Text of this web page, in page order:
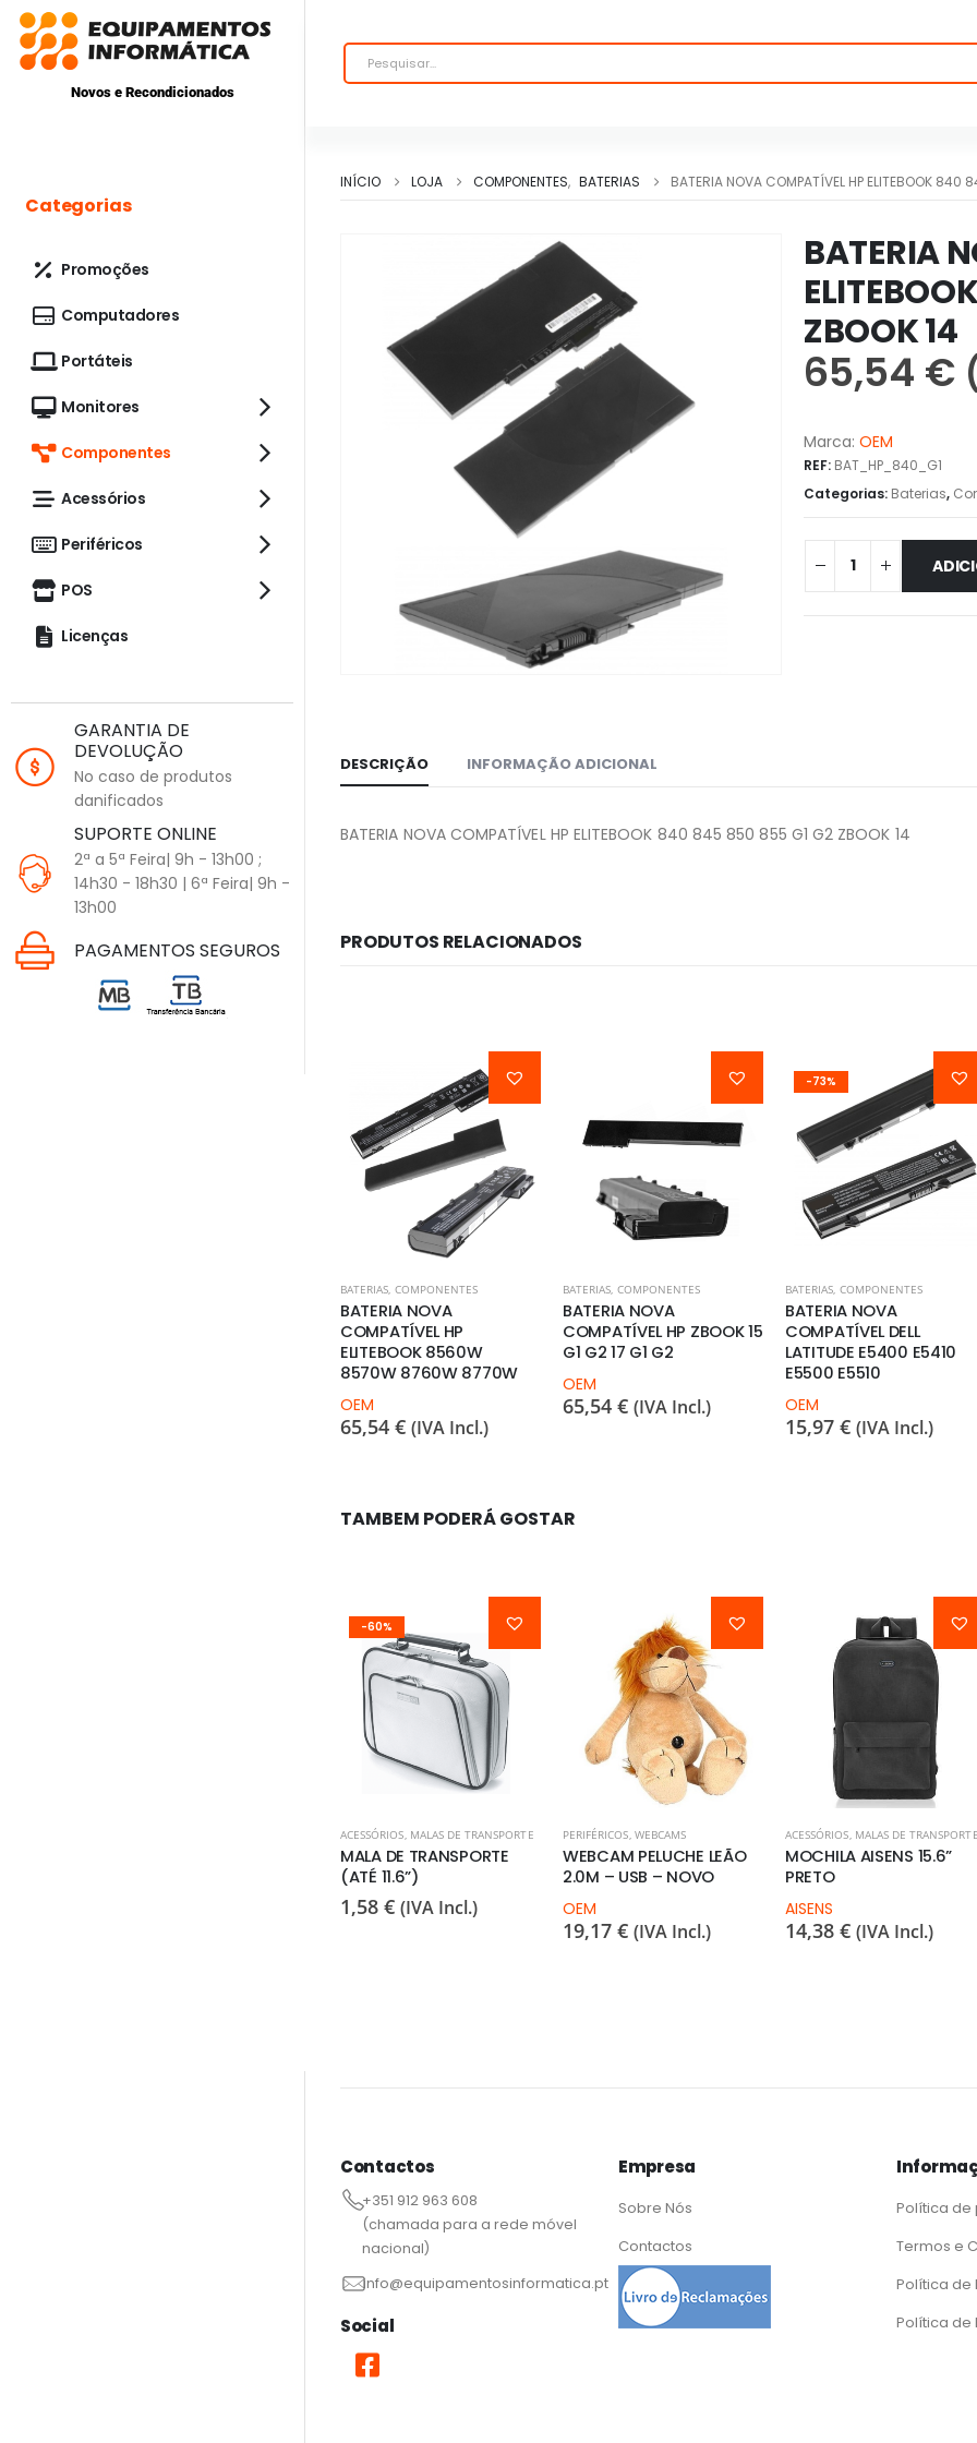
Novos e Recondicionados
INÍCIO LOJA COMPONENTES, BATERIAS BATERIA NOVA COMPATÍVEL HP ELITEBOOK
BATERIA
ZBOOK 14
65,54 €
Marca: OEM
REF: BAT_HP_840_G1
Categorias: Baterias,
DESCRIÇÃO INFORMAÇÃO ADICIONAL
BATERIA NOVA COMPATÍVEL HP ELITEBOOK 840 845 850 855 G1 G2 ZBOOK 14
PRODUTOS RELACIONADOS
BATERIAS, COMPONENTES
BATERIA NOVA
COMPATÍVEL HP
ELITEBOOK 8560W
8570W 8760W 8770W
OEM
65,54 € (IVA Incl.)
BATERIAS, COMPONENTES
BATERIA NOVA
COMPATÍVEL HP ZBOOK 15
G1 G2 17 G1 G2
OEM
65,54 € (IVA Incl.)
-73%
BATERIAS, COMPONENTES
BATERIA NOVA
COMPATÍVEL DELL
LATITUDE E5400 E5410
E5500 E5510
OEM
15,97 € (IVA Incl.)
TAMBEM PODERÁ GOSTAR
-60%
ACESSÓRIOS, MALAS DE TRANSPORTE
MALA DE TRANSPORTE
(ATÉ 11.6”)
1,58 € (IVA Incl.)
PERIFÉRICOS, WEBCAMS
WEBCAM PELUCHE LEÃO
2.0M – USB – NOVO
OEM
19,17 € (IVA Incl.)
ACESSÓRIOS, MALAS DE TRANSPORTE
MOCHILA AISENS 15.6”
PRETO
AISENS
14,38 € (IVA Incl.)
Categorias
Promoções
Computadores
Portáteis
Monitores
Componentes
Acessórios
Periféricos
POS
Licenças
GARANTIA DE
DEVOLUÇÃO
No caso de produtos
danificados
SUPORTE ONLINE
2ª a 5ª Feira| 9h - 13h00 ;
14h30 - 18h30 | 6ª Feira| 9h -
13h00
PAGAMENTOS SEGUROS
Contactos
+351 912 963 608
(chamada para a rede móvel
nacional)
info@equipamentosinformatica.pt
Social
Empresa
Sobre Nós
Contactos
Política de
Termos e
Política de
Política de